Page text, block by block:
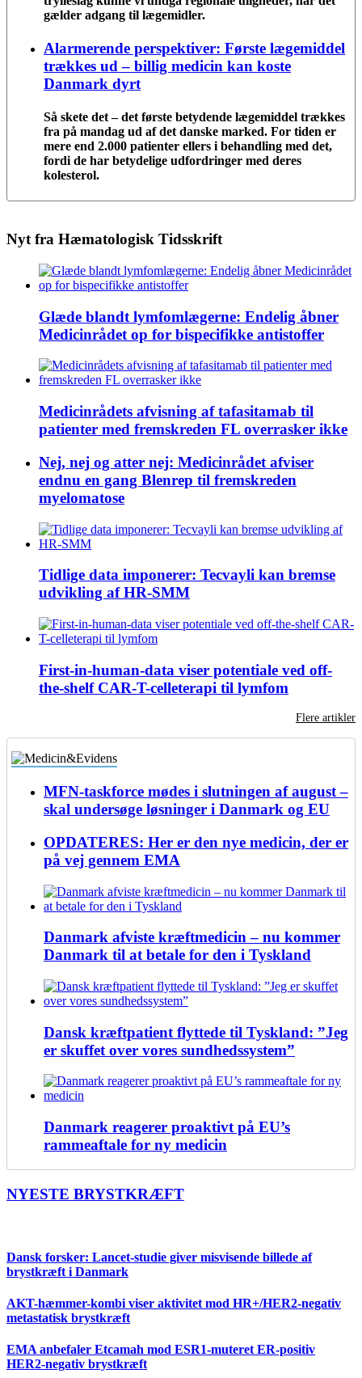
gælder adgang til lægemidler.
Alarmerende perspektiver: Første lægemiddel
trækkes ud – billig medicin kan koste
Danmark dyrt
Så skete det – det første betydende lægemiddel trækkes
fra på mandag ud af det danske marked. For tiden er
mere end 2.000 patienter ellers i behandling med det,
fordi de har betydelige udfordringer med deres
kolesterol.
Nyt fra Hæmatologisk Tidsskrift
Glæde blandt lymfomlægerne: Endelig åbner
Medicinrådet op for bispecifikke antistoffer
Medicinrådets afvisning af tafasitamab til
patienter med fremskreden FL overrasker ikke
Nej, nej og atter nej: Medicinrådet afviser
endnu en gang Blenrep til fremskreden
myelomatose
Tidlige data imponerer: Tecvayli kan bremse
udvikling af HR-SMM
First-in-human-data viser potentiale ved off-
the-shelf CAR-T-celleterapi til lymfom
Flere artikler
MFN-taskforce mødes i slutningen af august –
skal undersøge løsninger i Danmark og EU
OPDATERES: Her er den nye medicin, der er
på vej gennem EMA
Danmark afviste kræftmedicin – nu kommer
Danmark til at betale for den i Tyskland
Dansk kræftpatient flyttede til Tyskland: ”Jeg
er skuffet over vores sundhedssystem”
Danmark reagerer proaktivt på EU’s
rammeaftale for ny medicin
NYESTE BRYSTKRÆFT
Dansk forsker: Lancet-studie giver misvisende billede af
brystkræft i Danmark
AKT-hæmmer-kombi viser aktivitet mod HR+/HER2-negativ
metastatisk brystkræft
EMA anbefaler Etcamah mod ESR1-muteret ER-positiv
HER2-negativ brystkræft